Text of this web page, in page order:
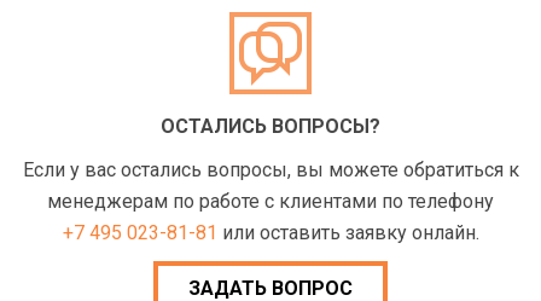
ОСТАЛИСЬ ВОПРОСЫ?
Если у вас остались вопросы, вы можете обратиться к
менеджерам по работе с клиентами по телефону
+7 495 023-81-81 или оставить заявку онлайн.
ЗАДАТЬ ВОПРОС